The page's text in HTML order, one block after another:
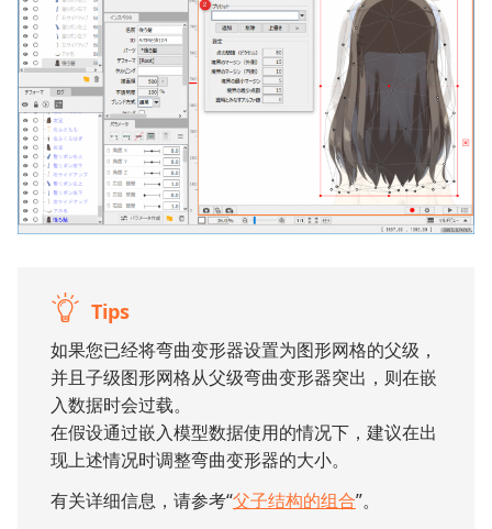
Tips
如果您已经将弯曲变形器设置为图形网格的父级，
并且子级图形网格从父级弯曲变形器突出，则在嵌
入数据时会过载。
在假设通过嵌入模型数据使用的情况下，建议在出
现上述情况时调整弯曲变形器的大小。
有关详细信息，请参考“父子结构的组合”。